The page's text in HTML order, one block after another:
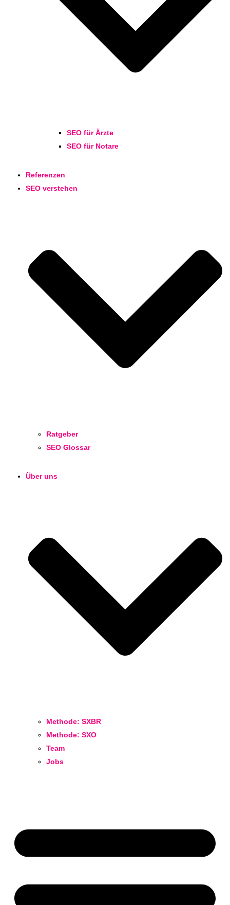
SEO für Ärzte
SEO für Notare
Referenzen
SEO verstehen
Ratgeber
SEO Glossar
Über uns
Methode: SXBR
Methode: SXO
Team
Jobs